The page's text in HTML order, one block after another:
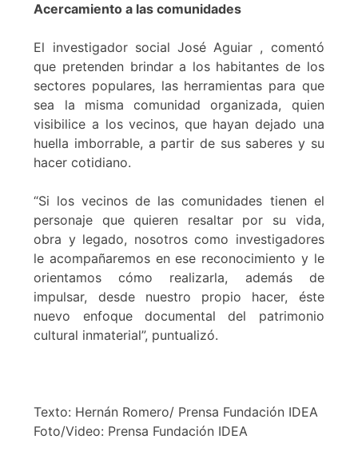
Acercamiento a las comunidades
El investigador social José Aguiar , comentó
que pretenden brindar a los habitantes de los
sectores populares, las herramientas para que
sea la misma comunidad organizada, quien
visibilice a los vecinos, que hayan dejado una
huella imborrable, a partir de sus saberes y su
hacer cotidiano.
“Si los vecinos de las comunidades tienen el
personaje que quieren resaltar por su vida,
obra y legado, nosotros como investigadores
le acompañaremos en ese reconocimiento y le
orientamos cómo realizarla, además de
impulsar, desde nuestro propio hacer, éste
nuevo enfoque documental del patrimonio
cultural inmaterial”, puntualizó.
Texto: Hernán Romero/ Prensa Fundación IDEA
Foto/Video: Prensa Fundación IDEA